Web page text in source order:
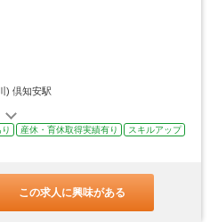
) 倶知安駅
産休・育休取得実績有り
スキルアップ
この求人に興味がある